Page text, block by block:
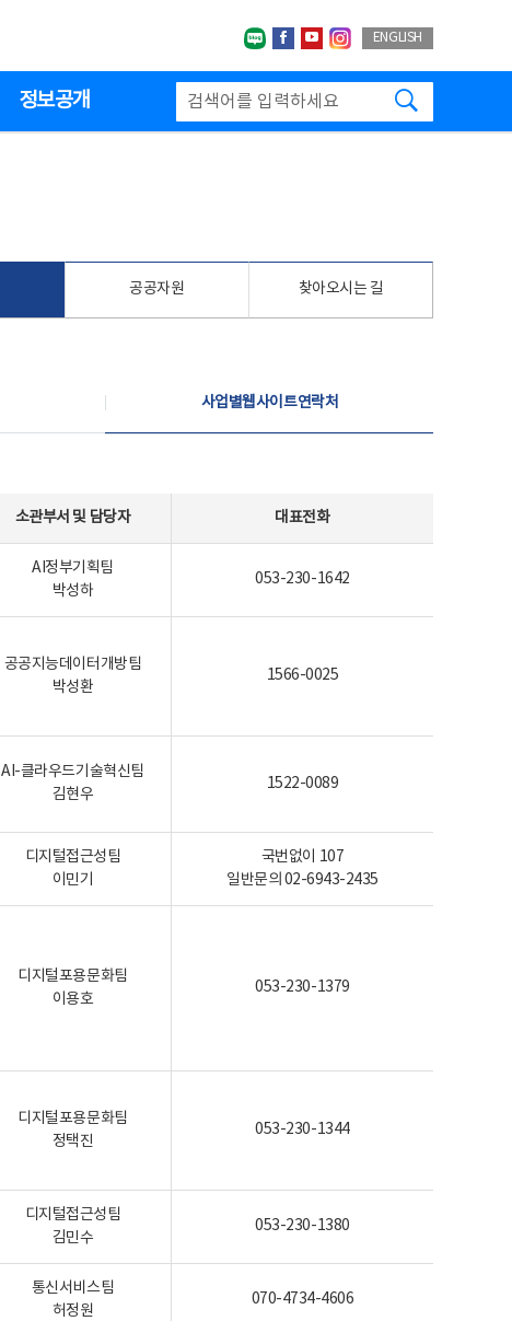
네이버블로그
페이스북
유투브인스타그랩
ENGLISH
정보공개
공공자원 찾아오시는 길
사업별웹사이트연락처
소관부서 및 담당자 대표전화
AI정부기획팀
박성하
053-230-1642
공공지능데이터개방팀
박성환
1566-0025
AI-클라우드기술혁신팀
김현우
1522-0089
디지털접근성팀
이민기
국번없이 107
일반문의 02-6943-2435
디지털포용문화팀
이용호
053-230-1379
디지털포용문화팀
정택진
053-230-1344
디지털접근성팀
김민수
053-230-1380
통신서비스팀
허정원
070-4734-4606